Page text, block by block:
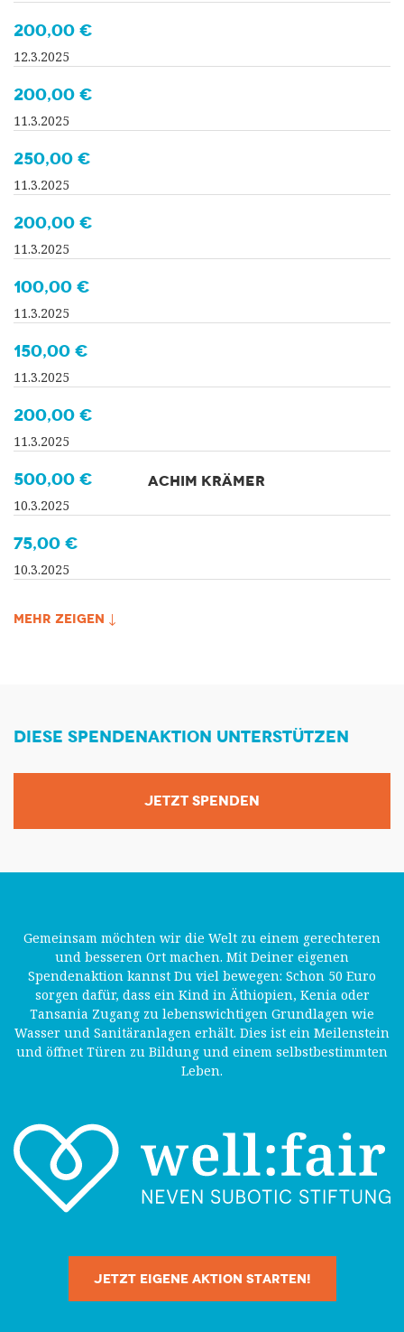
200,00 €
12.3.2025
200,00 €
11.3.2025
250,00 €
11.3.2025
200,00 €
11.3.2025
100,00 €
11.3.2025
150,00 €
11.3.2025
200,00 €
11.3.2025
500,00 €
10.3.2025
ACHIM KRÄMER
75,00 €
10.3.2025
MEHR ZEIGEN ↓
DIESE SPENDENAKTION UNTERSTÜTZEN
JETZT SPENDEN
Gemeinsam möchten wir die Welt zu einem gerechteren
und besseren Ort machen. Mit Deiner eigenen
Spendenaktion kannst Du viel bewegen: Schon 50 Euro
sorgen dafür, dass ein Kind in Äthiopien, Kenia oder
Tansania Zugang zu lebenswichtigen Grundlagen wie
Wasser und Sanitäranlagen erhält. Dies ist ein Meilenstein
und öffnet Türen zu Bildung und einem selbstbestimmten
Leben.
JETZT EIGENE AKTION STARTEN!